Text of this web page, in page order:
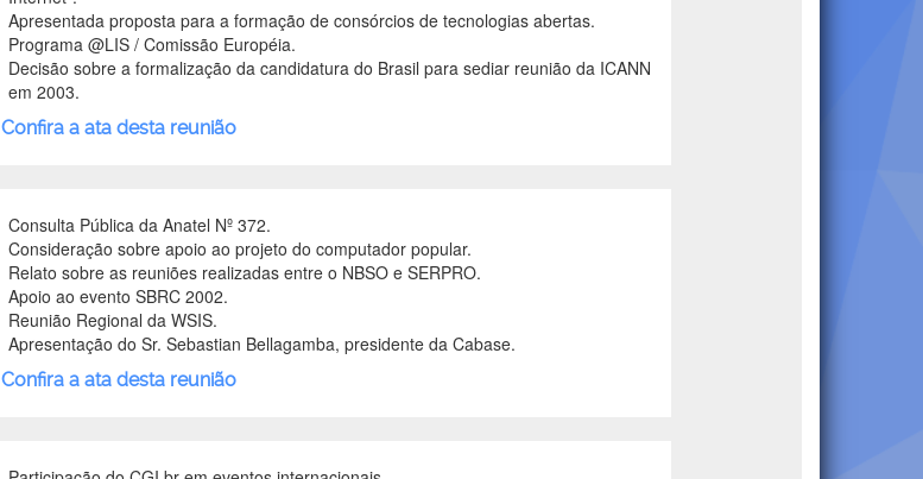
Apresentada proposta para a formação de consórcios de tecnologias abertas.
Programa @LIS / Comissão Européia.
Decisão sobre a formalização da candidatura do Brasil para sediar reunião da ICANN
em 2003.
Confira a ata desta reunião
Consulta Pública da Anatel Nº 372.
Consideração sobre apoio ao projeto do computador popular.
Relato sobre as reuniões realizadas entre o NBSO e SERPRO.
Apoio ao evento SBRC 2002.
Reunião Regional da WSIS.
Apresentação do Sr. Sebastian Bellagamba, presidente da Cabase.
Confira a ata desta reunião